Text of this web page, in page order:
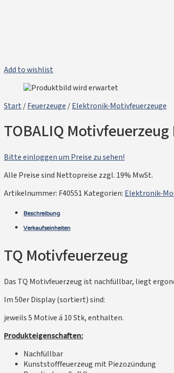
Add to wishlist
Start/Feuerzeuge /Elektronik-Motivfeuerzeuge
TOBALIQ Motivfeuerzeug
Bitte einloggen um Preise zu sehen!
Alle Preise sind Nettopreise zzgl. 19% MwSt.
Artikelnummer: F40551 Kategorien: Elektronik-
Beschreibung
Verkaufseinheiten
TQ Motivfeuerzeug
Das TQ Motivfeuerzeug ist nachfüllbar, liegt
Im 50er Display (sortiert) sind:
jeweils 5 Motive á 10 Stk, enthalten.
Produkteigenschaften:
Nachfüllbar
Kunststofffeuerzeug mit Piezozündung